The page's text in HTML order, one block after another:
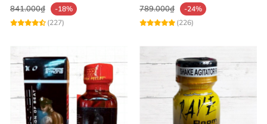
841.000₫
-18%
(227)
789.000₫
-24%
(226)